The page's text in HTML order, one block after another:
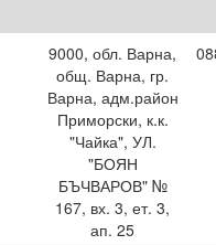
9000, обл. Варна,
общ. Варна, гр.
Варна, адм.район
Приморски, к.к.
"Чайка", УЛ.
"БОЯН
БЪЧВАРОВ" №
167, вх. 3, ет. 3,
ап. 25